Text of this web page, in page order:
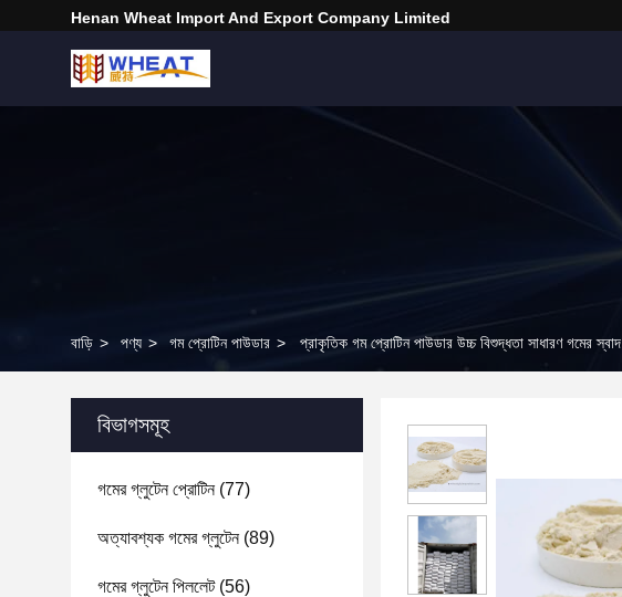
Henan Wheat Import And Export Company Limited
বাড়ি > পণ্য > গম প্রোটিন পাউডার > প্রাকৃতিক গম প্রোটিন পাউডার উচ্চ বিশুদ্ধতা সাধারণ গমের স্বাদ
বিভাগসমূহ
গমের গ্লুটেন প্রোটিন(77)
অত্যাবশ্যক গমের গ্লুটেন(89)
গমের গ্লুটেন পিললেট(56)